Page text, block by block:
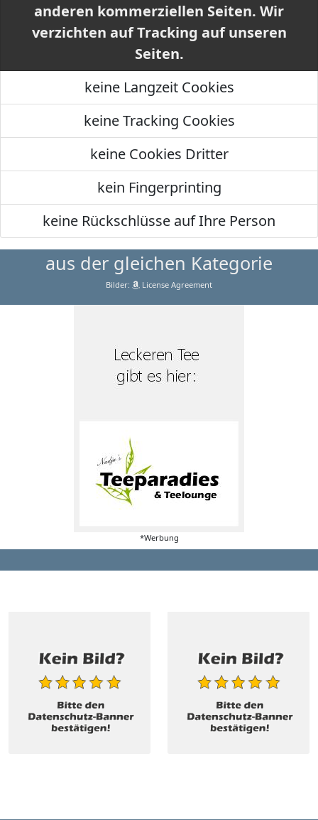
anderen kommerziellen Seiten. Wir
verzichten auf Tracking auf unseren
Seiten.
keine Langzeit Cookies
keine Tracking Cookies
keine Cookies Dritter
kein Fingerprinting
keine Rückschlüsse auf Ihre Person
aus der gleichen Kategorie
Bilder: License Agreement
*Werbung